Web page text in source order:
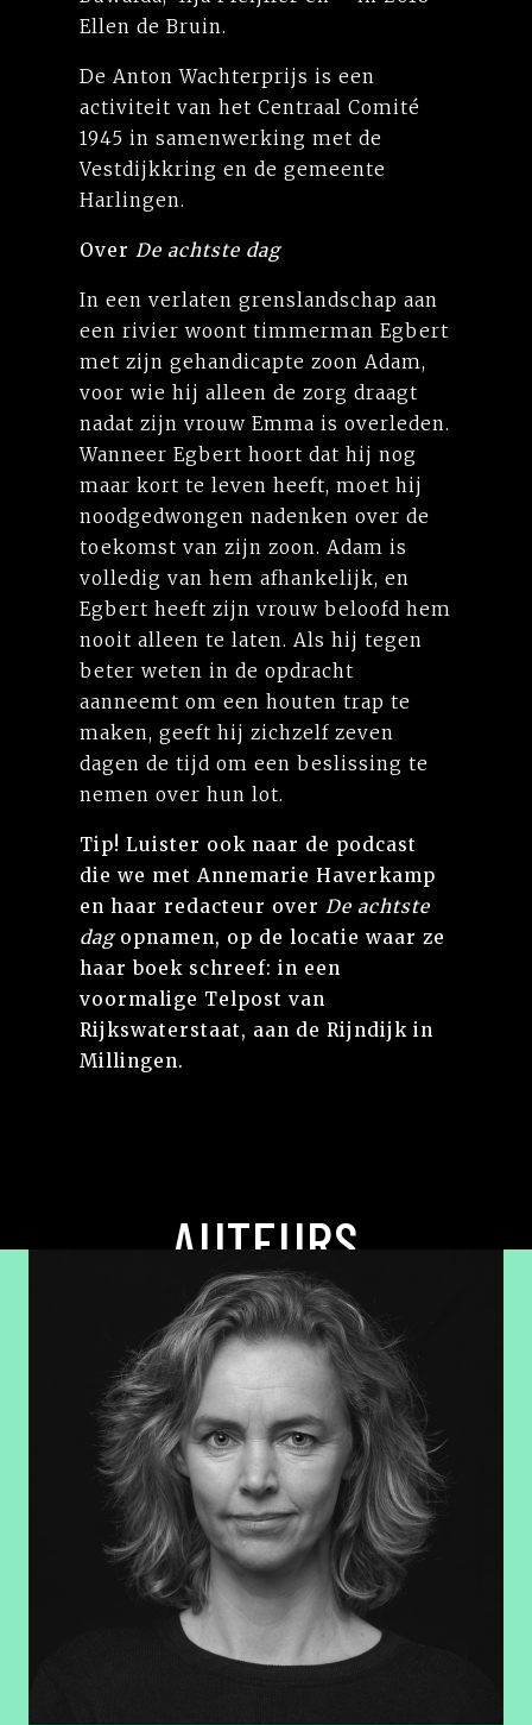
Ellen de Bruin.
De Anton Wachterprijs is een
activiteit van het Centraal Comité
1945 in samenwerking met de
Vestdijkkring en de gemeente
Harlingen.
Over De achtste dag
In een verlaten grenslandschap aan
een rivier woont timmerman Egbert
met zijn gehandicapte zoon Adam,
voor wie hij alleen de zorg draagt
nadat zijn vrouw Emma is overleden.
Wanneer Egbert hoort dat hij nog
maar kort te leven heeft, moet hij
noodgedwongen nadenken over de
toekomst van zijn zoon. Adam is
volledig van hem afhankelijk, en
Egbert heeft zijn vrouw beloofd hem
nooit alleen te laten. Als hij tegen
beter weten in de opdracht
aanneemt om een houten trap te
maken, geeft hij zichzelf zeven
dagen de tijd om een beslissing te
nemen over hun lot.
Tip!Luister ook naar de podcast
die we met Annemarie Haverkamp
en haar redacteur over De achtste
dagopnamen, op de locatie waar ze
haar boek schreef: in een
voormalige Telpost van
Rijkswaterstaat, aan de Rijndijk in
Millingen.
AUTEURS